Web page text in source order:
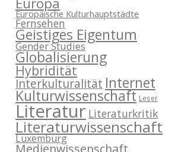
Europäische Kulturhauptstädte
Fernsehen
Geistiges Eigentum
Gender Studies
Globalisierung
Hybridität
Interkulturalität Internet
Kulturwissenschaft Leser
Literatur Literaturkritik
Literaturwissenschaft
Luxemburg
Medienwissenschaft